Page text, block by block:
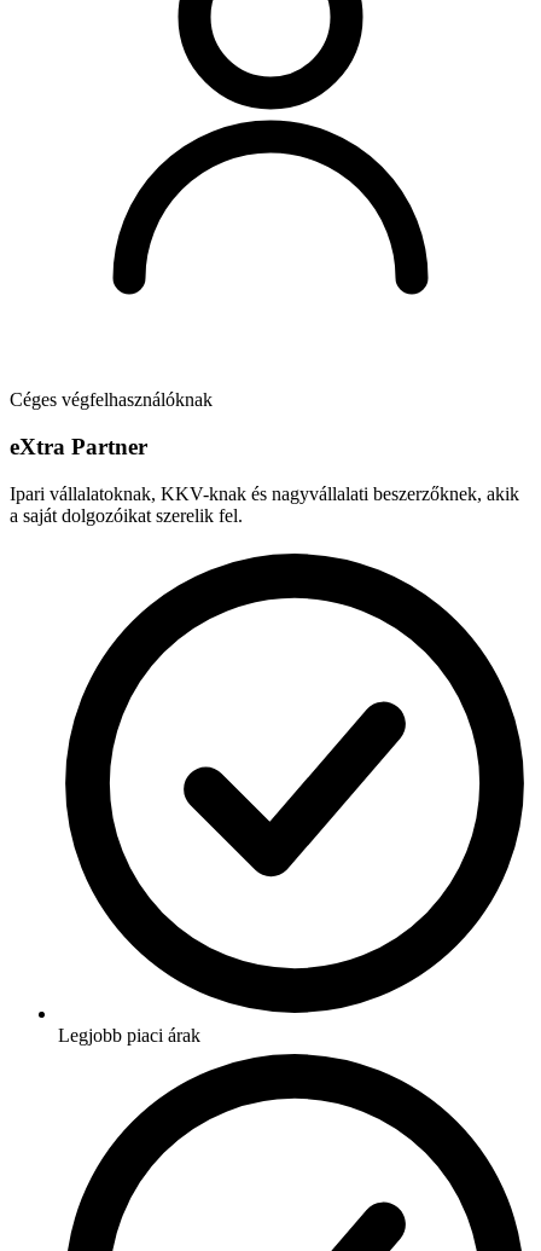
Céges végfelhasználóknak
eXtra Partner
Ipari vállalatoknak, KKV-knak és nagyvállalati beszerzőknek, akik
a saját dolgozóikat szerelik fel.
Legjobb piaci árak